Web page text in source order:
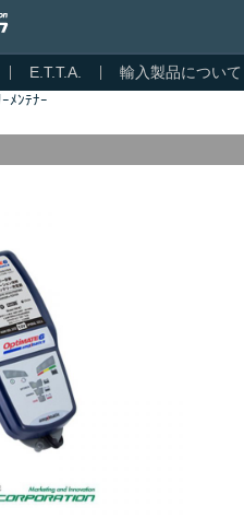
E.T.T.A. 輸入製品について
ﾒﾝﾃﾅｰ